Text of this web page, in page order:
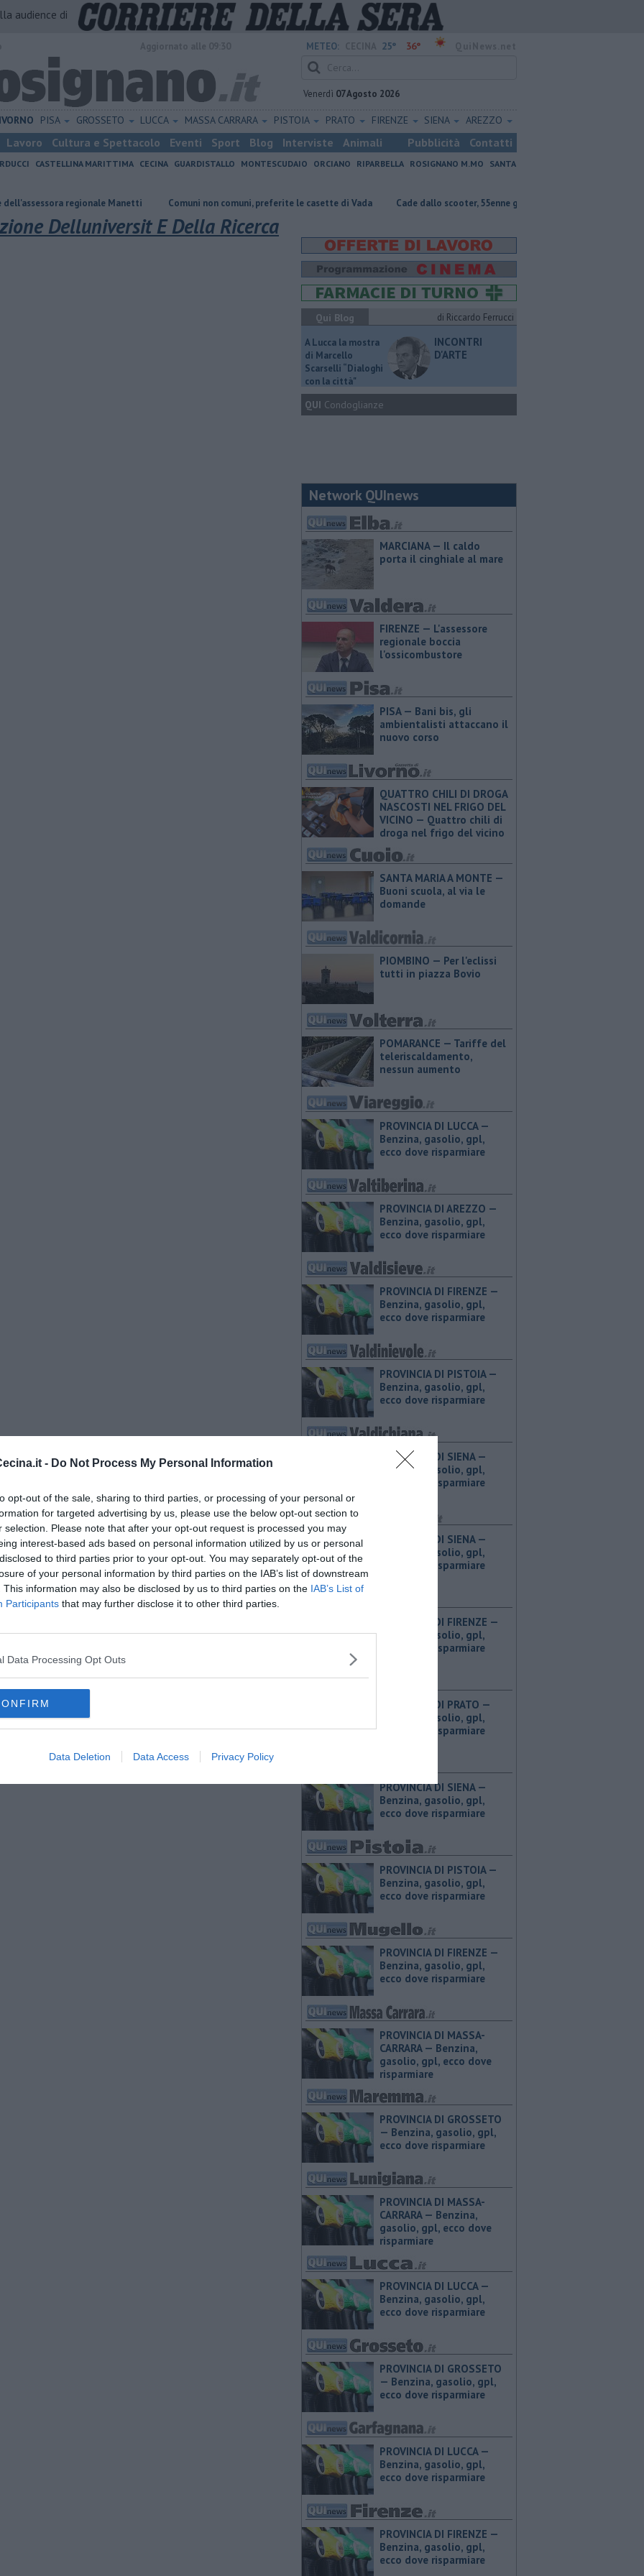
- Do Not Process My Personal Information
opt-out of the sale, sharing to third parties, or processing of your personal or
for targeted advertising by us, please use the below opt-out section to
selection. Please note that after your opt-out request is processed you may
interest-based ads based on personal information utilized by us or personal
to third parties prior to your opt-out. You may separately opt-out of the
of your personal information by third parties on the IAB’s list of downstream
This information may also be disclosed by us to third parties on the IAB’s List of
Participants that may further disclose it to other third parties.
Data Processing Opt Outs
Data Deletion Data Access Privacy Policy
audience di
METEO: 25° 36°
Venerdì 07 Agosto 2026
PISA GROSSETO LUCCA MASSA CARRARA PISTOIA PRATO FIRENZE SIENA AREZZO
Lavoro Cultura e Spettacolo Eventi Sport Blog Interviste Animali Pubblicità Contatti
CASTELLINA MARITTIMA CECINA GUARDISTALLO MONTESCUDAIO ORCIANO RIPARBELLA ROSIGNANO M.MO
SANTA
regionale Manetti Comuni non comuni, preferite le casette di Vada Cade dallo scooter, 55enne grave A Bibbona la finale regionale
Delluniversit E Della Ricerca
Qui Blog di Riccardo Ferrucci
A Lucca la mostra
di Marcello
Scarselli “Dialoghi
con la città"
INCONTRI
D'ARTE
QUI Condoglianze
Network QUInews
MARCIANA — Il caldo
porta il cinghiale al mare
FIRENZE — L'assessore
regionale boccia
l'ossicombustore
PISA — Bani bis, gli
ambientalisti attaccano il
nuovo corso
QUATTRO CHILI DI DROGA
NASCOSTI NEL FRIGO DEL
VICINO — Quattro chili di
droga nel frigo del vicino
SANTA MARIA A MONTE —
Buoni scuola, al via le
domande
PIOMBINO — Per l'eclissi
tutti in piazza Bovio
POMARANCE — Tariffe del
teleriscaldamento,
nessun aumento
PROVINCIA DI LUCCA — ​
Benzina, gasolio, gpl,
ecco dove risparmiare
PROVINCIA DI AREZZO — ​
Benzina, gasolio, gpl,
ecco dove risparmiare
PROVINCIA DI FIRENZE — ​
Benzina, gasolio, gpl,
ecco dove risparmiare
PROVINCIA DI PISTOIA — ​
Benzina, gasolio, gpl,
ecco dove risparmiare
PROVINCIA DI SIENA — ​
Benzina, gasolio, gpl,
ecco dove risparmiare
PROVINCIA DI SIENA — ​
Benzina, gasolio, gpl,
ecco dove risparmiare
PROVINCIA DI FIRENZE — ​
Benzina, gasolio, gpl,
ecco dove risparmiare
PROVINCIA DI PRATO — ​
Benzina, gasolio, gpl,
ecco dove risparmiare
PROVINCIA DI SIENA — ​
Benzina, gasolio, gpl,
ecco dove risparmiare
PROVINCIA DI PISTOIA — ​
Benzina, gasolio, gpl,
ecco dove risparmiare
PROVINCIA DI FIRENZE — ​
Benzina, gasolio, gpl,
ecco dove risparmiare
PROVINCIA DI MASSA-
CARRARA — ​Benzina,
gasolio, gpl, ecco dove
risparmiare
PROVINCIA DI GROSSETO
— ​Benzina, gasolio, gpl,
ecco dove risparmiare
PROVINCIA DI MASSA-
CARRARA — ​Benzina,
gasolio, gpl, ecco dove
risparmiare
PROVINCIA DI LUCCA — ​
Benzina, gasolio, gpl,
ecco dove risparmiare
PROVINCIA DI GROSSETO
— ​Benzina, gasolio, gpl,
ecco dove risparmiare
PROVINCIA DI LUCCA — ​
Benzina, gasolio, gpl,
ecco dove risparmiare
PROVINCIA DI FIRENZE — ​
Benzina, gasolio, gpl,
ecco dove risparmiare